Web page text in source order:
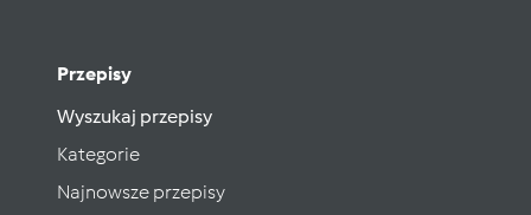
Przepisy
Wyszukaj przepisy
Kategorie
Najnowsze przepisy